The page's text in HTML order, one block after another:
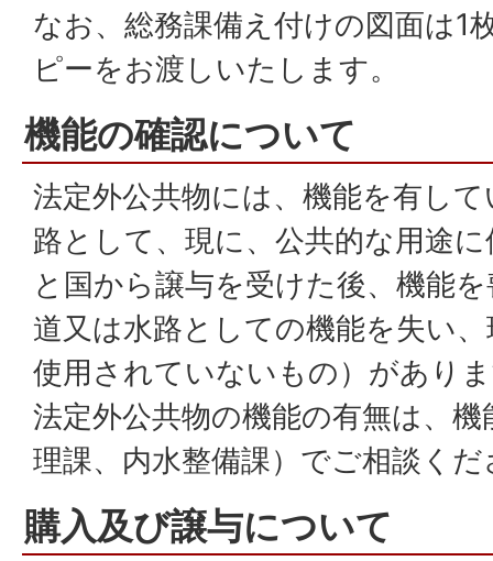
なお、総務課備え付けの図面は1
ピーをお渡しいたします。
機能の確認について
法定外公共物には、機能を有し
路として、現に、公共的な用途
と国から譲与を受けた後、機能
道又は水路としての機能を失い
使用されていないもの）があり
法定外公共物の機能の有無は、
理課、内水整備課）でご相談くだ
購入及び譲与について